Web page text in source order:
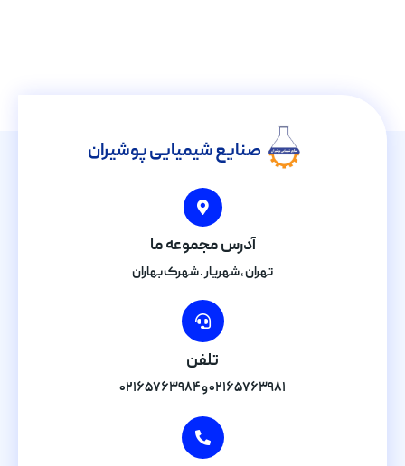
صنایع شیمیایی پوشیران
آدرس مجموعه ما
تهران , شهریار . شهرک بهاران
تلفن
۰۲۱۶۵۷۶۳۹۸۱ و ۰۲۱۶۵۷۶۳۹۸۴